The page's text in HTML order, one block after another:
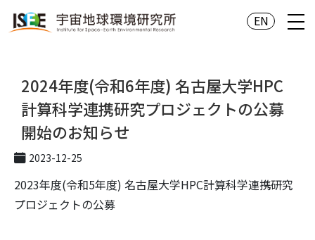
EN
2024年度(令和6年度) 名古屋大学HPC
計算科学連携研究プロジェクトの公募
開始のお知らせ
2023-12-25
2023年度(令和5年度) 名古屋大学HPC計算科学連携研究
プロジェクトの公募